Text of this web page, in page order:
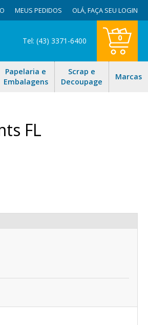
MEUS PEDIDOS OLÁ,FAÇA SEU LOGIN
Tel: (43) 3371-6400 0
Papelaria e
Embalagens
Scrap e
Decoupage
Marcas
FL